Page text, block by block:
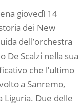
giovedì 14
dei New
dell’orchestra
De Scalzi nella sua
che l’ultimo
a Sanremo,
Liguria. Due delle